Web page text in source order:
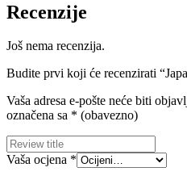
Recenzije
Još nema recenzija.
Budite prvi koji će recenzirati
Vaša adresa e-pošte neće biti
označena sa * (obavezno)
Vaša ocjena *